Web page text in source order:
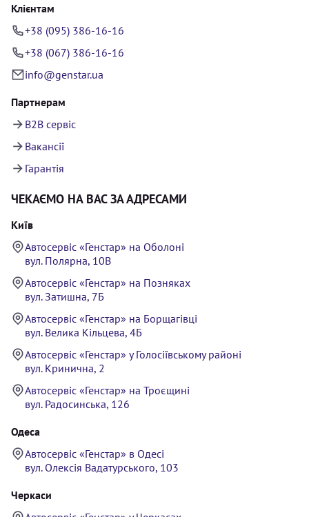
Клієнтам
+38 (095) 386-16-16
+38 (067) 386-16-16
info@genstar.ua
Партнерам
B2B сервіс
Вакансії
Гарантія
ЧЕКАЄМО НА ВАС ЗА АДРЕСАМИ
Київ
Автосервіс «Генстар» на Оболоні
вул. Полярна, 10В
Автосервіс «Генстар» на Позняках
вул. Затишна, 7Б
Автосервіс «Генстар» на Борщагівці
вул. Велика Кільцева, 4Б
Автосервіс «Генстар» у Голосіївському районі
вул. Кринична, 2
Автосервіс «Генстар» на Троєщині
вул. Радосинська, 126
Одеса
Автосервіс «Генстар» в Одесі
вул. Олексія Вадатурського, 103
Черкаси